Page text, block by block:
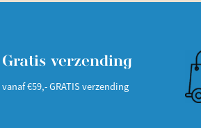
Gratis verzending
vanaf €59,- GRATIS verzending